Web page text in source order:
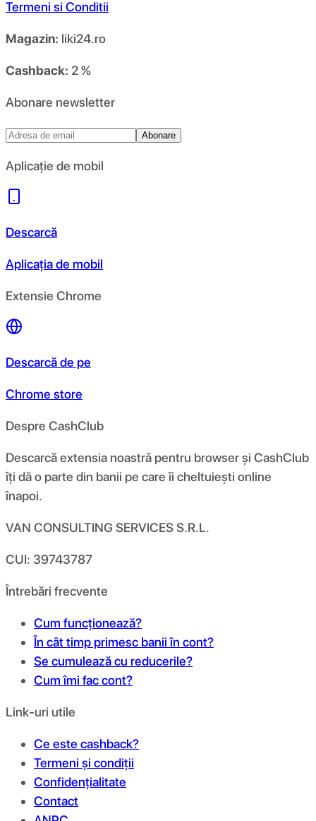
Termeni si Conditii
Magazin: liki24.ro
Cashback: 2 %
Abonare newsletter
Abonare
Aplicație de mobil
Descarcă
Aplicația de mobil
Extensie Chrome
Descarcă de pe
Chrome store
Despre CashClub
Descarcă extensia noastră pentru browser și CashClub
îți dă o parte din banii pe care îi cheltuiești online
înapoi.
VAN CONSULTING SERVICES S.R.L.
CUI: 39743787
Întrebări frecvente
Cum funcționează?
În cât timp primesc banii în cont?
Se cumulează cu reducerile?
Cum îmi fac cont?
Link-uri utile
Ce este cashback?
Termeni și condiții
Confidențialitate
Contact